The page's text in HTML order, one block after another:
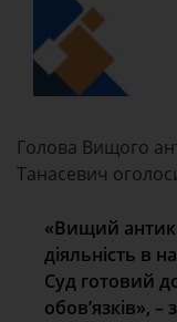
Голова Вищого
Танасевич
«Вищий
діяльність в
Суд готовий
обов’язків»,